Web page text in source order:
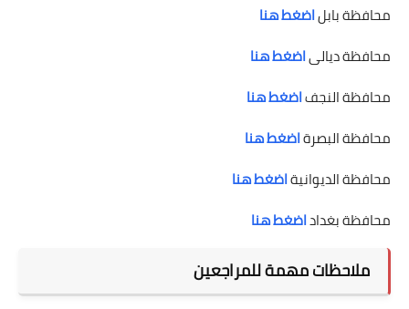
محافظة بابلاضغط هنا
محافظة ديالىاضغط هنا
محافظة النجفاضغط هنا
محافظة البصرةاضغط هنا
محافظة الديوانيةاضغط هنا
محافظة بغداداضغط هنا
ملاحظات مهمة للمراجعين